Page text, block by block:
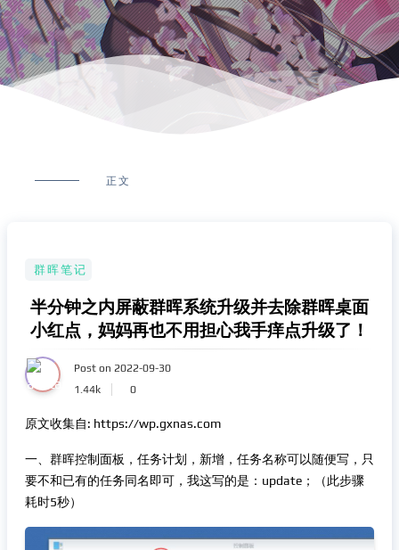
正文
群晖笔记
半分钟之内屏蔽群晖系统升级并去除群晖桌面
小红点，妈妈再也不用担心我手痒点升级了！
Post on 2022-09-30
1.44k
0
原文收集自: https://wp.gxnas.com
一、群晖控制面板，任务计划，新增，任务名称可以随便写，只
要不和已有的任务同名即可，我这写的是：update；（此步骤
耗时5秒）